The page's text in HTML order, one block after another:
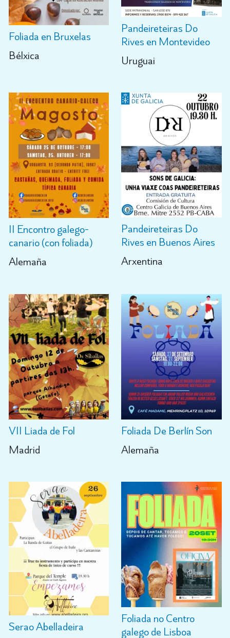
Foliada en Bruxelas
Bélxica
Pandeireteiras Do
Rives en Montevideo
Uruguai
II Encontro galego-
canario (con foliada)
Alemaña
Pandeireteiras Do
Rives en Buenos Aires
Arxentina
VII Liada de Fol
Madrid
Foliada De Berlín Son
Alemaña
Serao Abelladeira
Foliada no Centro
galego de Lisboa